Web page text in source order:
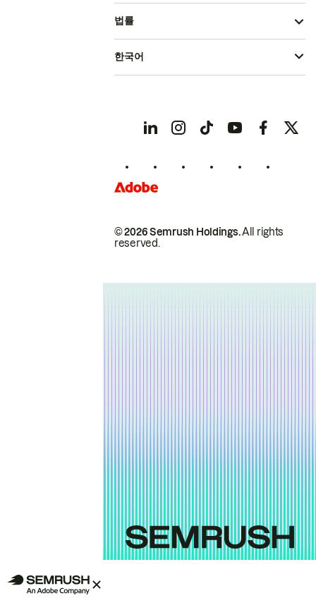
© 2026 Semrush Holdings.All rights
reserved.
법률
한국어